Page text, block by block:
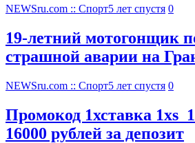
NEWSru.com :: Спорт5 лет спустя 0
19-летний мотогонщик
страшной аварии на
NEWSru.com :: Спорт5 лет спустя 0
Промокод 1хставка
16000 рублей за депозит